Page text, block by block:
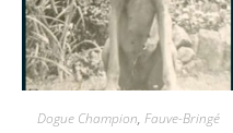
Dogue Champion, Fauve-Bringé